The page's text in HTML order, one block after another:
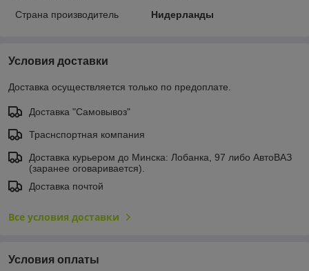
Страна производитель
Нидерланды
Условия доставки
Доставка осуществляется только по предоплате.
Доставка "Самовывоз"
Траснспортная компания
Доставка курьером до Минска: Лобанка, 97 либо АвтоВАЗ
(заранее оговаривается).
Доставка почтой
Все условия доставки
Условия оплаты